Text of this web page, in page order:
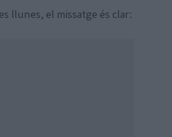
llunes, el missatge és clar: